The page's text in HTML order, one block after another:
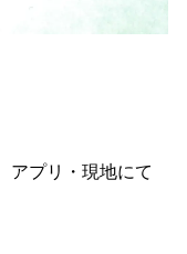
アプリ・現地にて